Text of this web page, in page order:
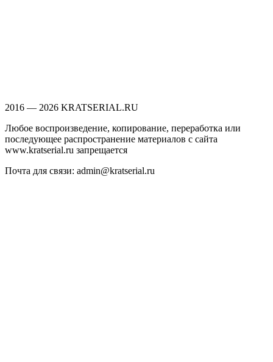
2016 — 2026 KRATSERIAL.RU
Любое воспроизведение, копирование, переработка или
последующее распространение материалов с сайта
www.kratserial.ru запрещается
Почта для связи: admin@kratserial.ru